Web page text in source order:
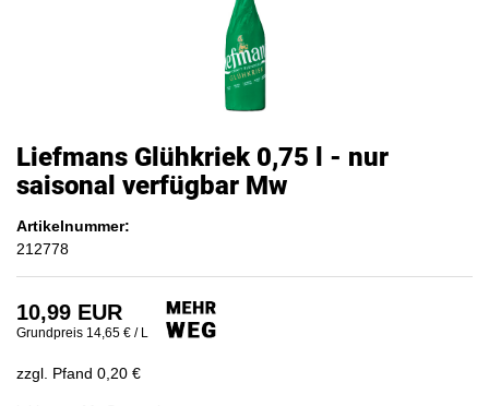
Liefmans Glühkriek 0,75 l - nur
saisonal verfügbar Mw
Artikelnummer:
212778
10,99 EUR
Grundpreis 14,65 € / L
zzgl. Pfand 0,20 €